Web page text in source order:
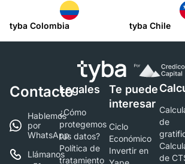
tyba Colombia tyba Chile
Contacto
Hablemos
por
WhatsApp
Llámanos
Legales
¿Cómo
protegemos
tus datos?
Política de
tratamiento
Te puede
interesar
Ciclo
Económico
Invertir en
de
de